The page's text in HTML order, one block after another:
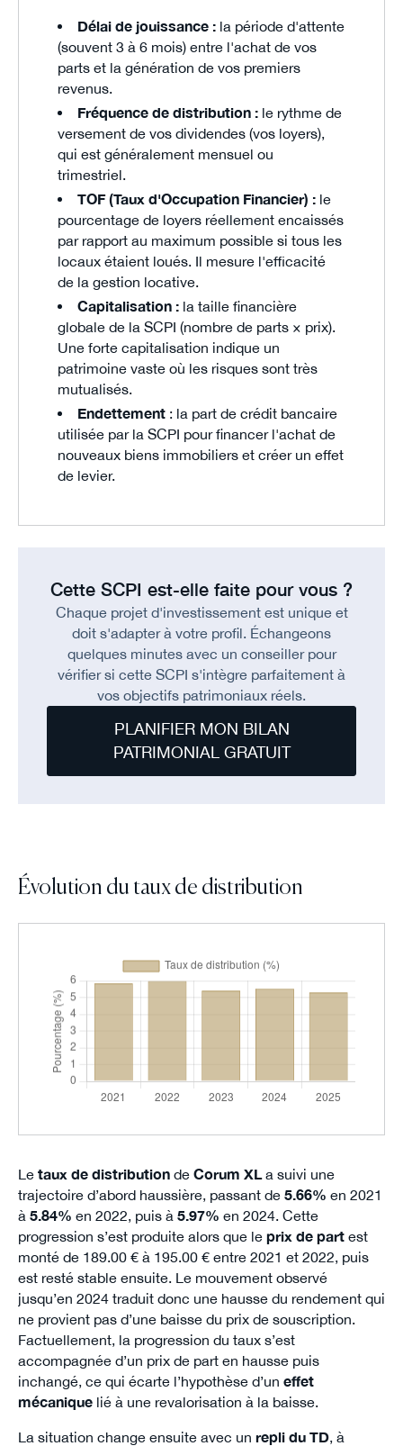
Délai de jouissance : la période d'attente
(souvent 3 à 6 mois) entre l'achat de vos
parts et la génération de vos premiers
revenus.
Fréquence de distribution : le rythme de
versement de vos dividendes (vos loyers),
qui est généralement mensuel ou
trimestriel.
TOF (Taux d'Occupation Financier) : le
pourcentage de loyers réellement encaissés
par rapport au maximum possible si tous les
locaux étaient loués. Il mesure l'efficacité
de la gestion locative.
Capitalisation : la taille financière
globale de la SCPI (nombre de parts × prix).
Une forte capitalisation indique un
patrimoine vaste où les risques sont très
mutualisés.
Endettement : la part de crédit bancaire
utilisée par la SCPI pour financer l'achat de
nouveaux biens immobiliers et créer un effet
de levier.
Cette SCPI est-elle faite pour vous ?
Chaque projet d'investissement est unique et
doit s'adapter à votre profil. Échangeons
quelques minutes avec un conseiller pour
vérifier si cette SCPI s'intègre parfaitement à
vos objectifs patrimoniaux réels.
PLANIFIER MON BILAN
PATRIMONIAL GRATUIT
Évolution du taux de distribution
Le taux de distributionde Corum XLa suivi une
trajectoire d’abord haussière, passant de 5.66% en 2021
à 5.84% en 2022, puis à 5.97% en 2024. Cette
progression s’est produite alors que le prix de partest
monté de 189.00 € à 195.00 € entre 2021 et 2022, puis
est resté stable ensuite. Le mouvement observé
jusqu’en 2024 traduit donc une hausse du rendement qui
ne provient pas d’une baisse du prix de souscription.
Factuellement, la progression du taux s’est
accompagnée d’un prix de part en hausse puis
inchangé, ce qui écarte l’hypothèse d’un effet
mécaniquelié à une revalorisation à la baisse.
La situation change ensuite avec un repli du TD, à